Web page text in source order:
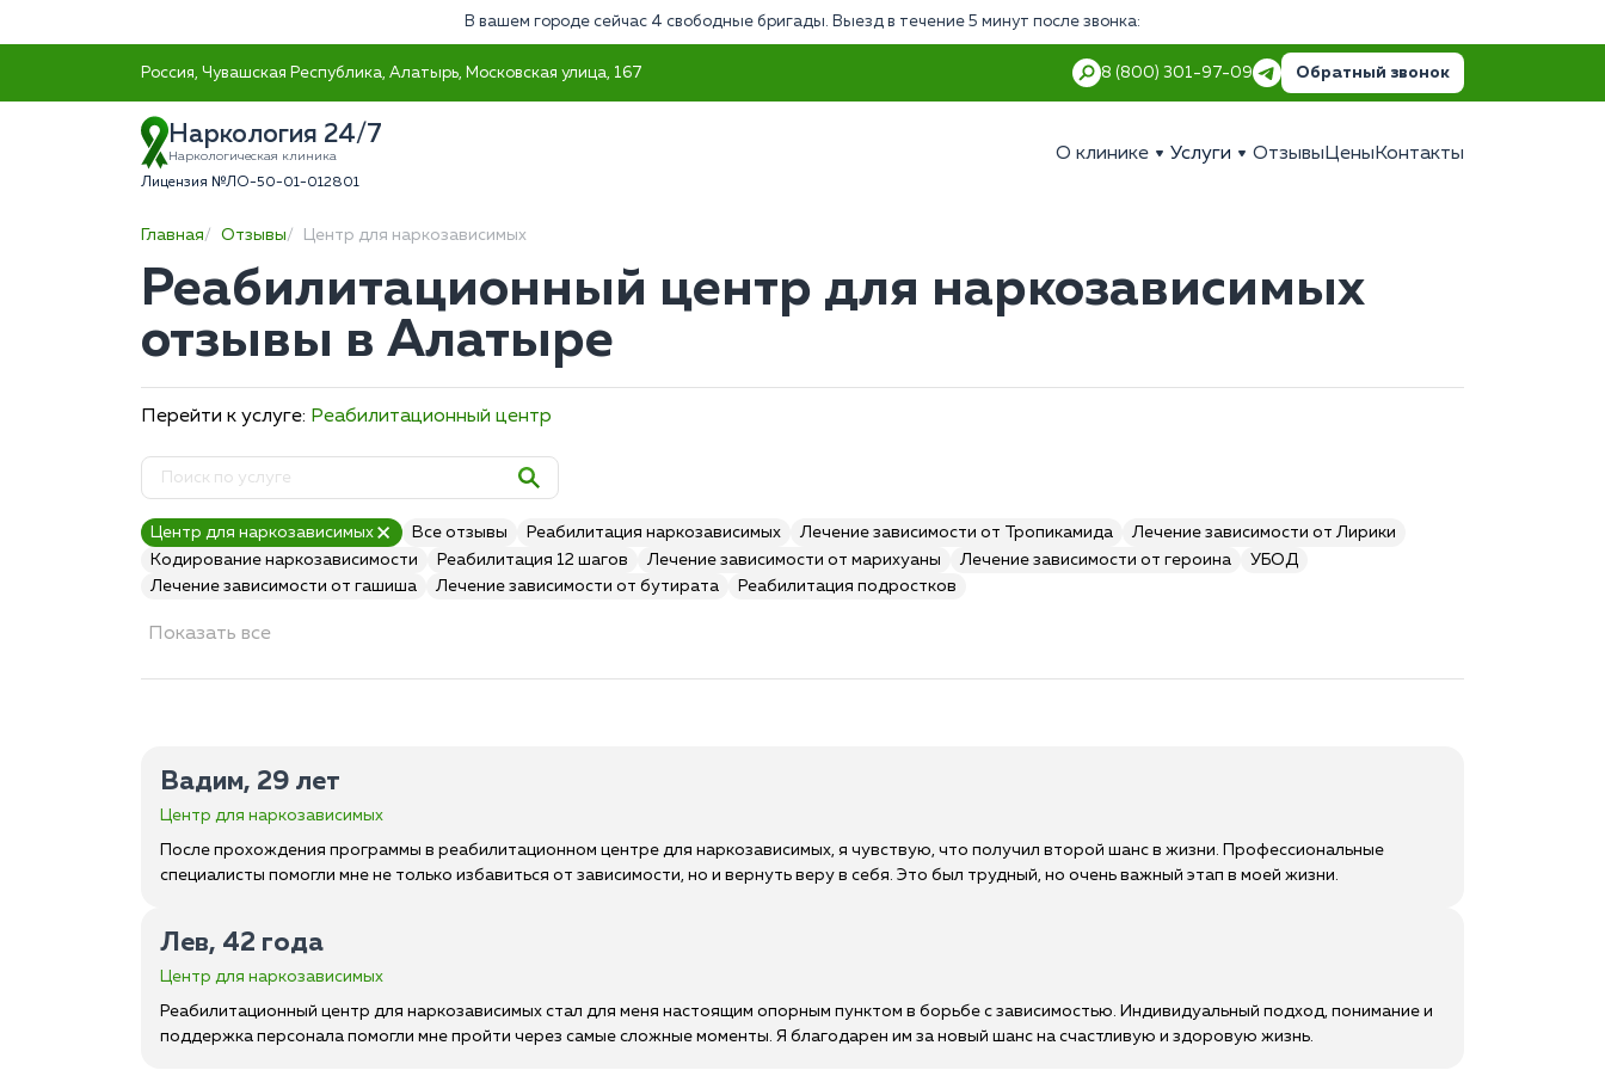
В вашем городе сейчас 4 свободные бригады. Выезд в течение 5 минут после звонка:
Россия, Чувашская Республика, Алатырь, Московская улица, 167 8 (800) 301-97-09 Обратный звонок
Наркология 24/7
Наркологическая клиника
Лицензия №ЛО-50-01-012801
О клинике Услуги Отзывы Цены Контакты
Главная Отзывы Центр для наркозависимых
Реабилитационный центр для наркозависимых
отзывы в Алатыре
Перейти к услуге: Реабилитационный центр
Центр для наркозависимых Все отзывы Реабилитация наркозависимых Лечение зависимости от Тропикамида
Лечение зависимости от Лирики
Кодирование наркозависимости
Реабилитация 12 шагов Лечение зависимости от марихуаны Лечение зависимости от героина
УБОД
Лечение зависимости от гашиша
Лечение зависимости от бутирата Реабилитация подростков
Показать все
Вадим, 29 лет
Центр для наркозависимых
После прохождения программы в реабилитационном центре для наркозависимых, я чувствую, что получил второй шанс в жизни. Профессиональные
специалисты помогли мне не только избавиться от зависимости, но и вернуть веру в себя. Это был трудный, но очень важный этап в моей жизни.
Лев, 42 года
Центр для наркозависимых
Реабилитационный центр для наркозависимых стал для меня настоящим опорным пунктом в борьбе с зависимостью. Индивидуальный подход, понимание и
поддержка персонала помогли мне пройти через самые сложные моменты. Я благодарен им за новый шанс на счастливую и здоровую жизнь.